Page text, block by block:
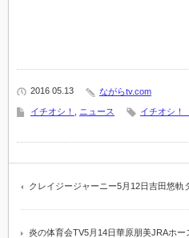
2016 05.13 ながらtv.com
イチオシ！ ニュース イチオシ
クレイジージャーニー5月12日吉田悠軌
炎の体育会TV5月14日華原朋美JRAホー